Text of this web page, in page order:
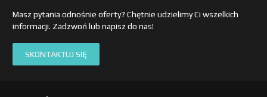
Masz pytania odnośnie oferty? Chętnie udzielimy Ci wszelkich
informacji. Zadzwoń lub napisz do nas!
SKONTAKTUJ SIĘ